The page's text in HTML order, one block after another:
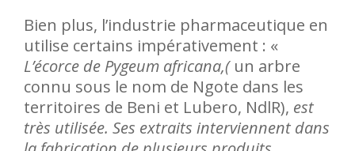
Bien plus, l’industrie pharmaceutique en
utilise certains impérativement : «
L’écorce de Pygeum africana,( un arbre
connu sous le nom de Ngote dans les
territoires de Beni et Lubero, NdlR), est
très utilisée. Ses extraits interviennent dans